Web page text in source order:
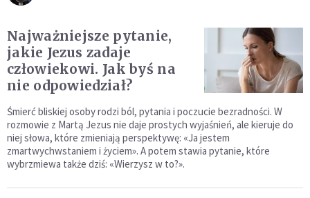
Najważniejsze pytanie,
jakie Jezus zadaje
człowiekowi. Jak byś na
nie odpowiedział?
Śmierć bliskiej osoby rodzi ból, pytania i poczucie bezradności. W
rozmowie z Martą Jezus nie daje prostych wyjaśnień, ale kieruje do
niej słowa, które zmieniają perspektywę: «Ja jestem
zmartwychwstaniem i życiem». A potem stawia pytanie, które
wybrzmiewa także dziś: «Wierzysz w to?».